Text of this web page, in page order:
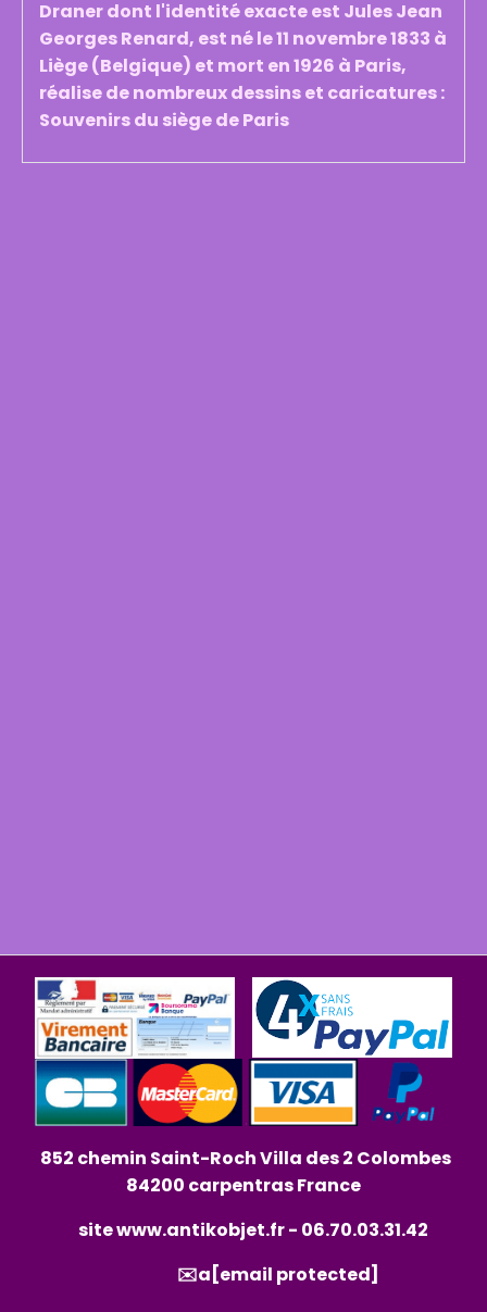
Draner dont l'identité exacte est Jules Jean
Georges Renard, est né le 11 novembre 1833 à
Liège (Belgique) et mort en 1926 à Paris,
réalise de nombreux dessins et caricatures :
Souvenirs du siège de Paris
852 chemin Saint-Roch Villa des 2 Colombes
84200 carpentras France
sitewww.antikobjet.fr- 06.70.03.31.42
✉️a [email protected]